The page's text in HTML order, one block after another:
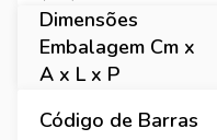
Dimensões
Embalagem Cm x
A x L x P
Código de Barras